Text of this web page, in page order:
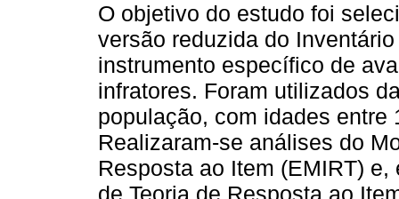
O objetivo do estudo foi
versão reduzida do
instrumento específico de
infratores. Foram utilizados
população, com idades entre
Realizaram-se análises do
Resposta ao Item (EMIRT)
de Teoria de Resposta ao